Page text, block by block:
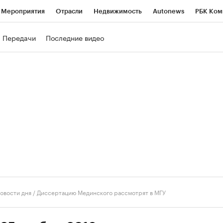
Мероприятия Отрасли Недвижимость Autonews РБК
Передачи Последние видео
дня / Диссертацию Мединского рассмотрят в МГУ